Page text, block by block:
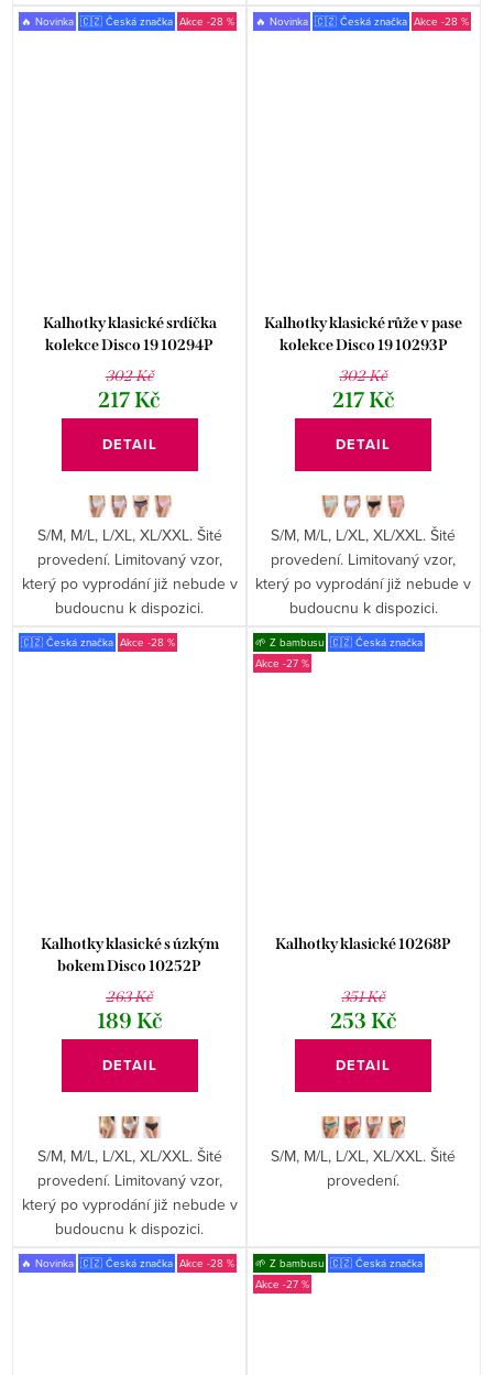
🔥 Novinka 🇨🇿 Česká značka -28 %
Kalhotky klasické srdíčka
kolekce Disco 19 10294P
302 Kč
217 Kč
DETAIL
S/M, M/L, L/XL, XL/XXL. Šité
provedení. Limitovaný vzor,
který po vyprodání již nebude v
budoucnu k dispozici.
🔥 Novinka 🇨🇿 Česká značka -28 %
Kalhotky klasické růže v pase
kolekce Disco 19 10293P
302 Kč
217 Kč
DETAIL
S/M, M/L, L/XL, XL/XXL. Šité
provedení. Limitovaný vzor,
který po vyprodání již nebude v
budoucnu k dispozici.
🇨🇿 Česká značka -28 %
Kalhotky klasické s úzkým
bokem Disco 10252P
263 Kč
189 Kč
DETAIL
S/M, M/L, L/XL, XL/XXL. Šité
provedení. Limitovaný vzor,
který po vyprodání již nebude v
budoucnu k dispozici.
🌱 Z bambusu 🇨🇿 Česká značka
-27 %
Kalhotky klasické 10268P
351 Kč
253 Kč
DETAIL
S/M, M/L, L/XL, XL/XXL. Šité
provedení.
🔥 Novinka 🇨🇿 Česká značka -28 % 🌱 Z bambusu 🇨🇿 Česká značka
-27 %